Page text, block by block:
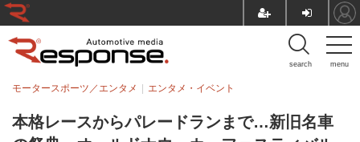
menu
search
本格レースからパレードランまで…新旧名車
モータースポーツ／エンタメ エンタメ・イベント